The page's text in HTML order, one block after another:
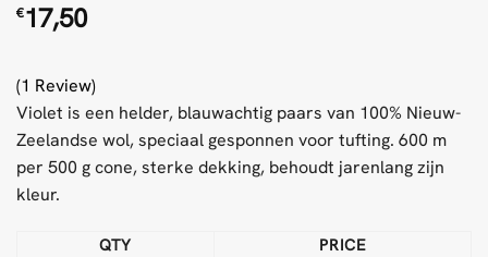
€17,50
(1 Review)
Violet is een helder, blauwachtig paars van 100% Nieuw-
Zeelandse wol, speciaal gesponnen voor tufting. 600 m
per 500 g cone, sterke dekking, behoudt jarenlang zijn
kleur.
QTY
PRICE